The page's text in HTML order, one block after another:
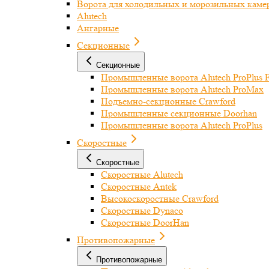
Ворота для холодильных и морозильных
Alutech
Ангарные
Секционные
Секционные
Промышленные ворота Alutech ProPlus
Промышленные ворота Alutech ProMax
Подъемно-секционные Crawford
Промышленные секционные Doorhan
Промышленные ворота Alutech ProPlus
Скоростные
Скоростные
Скоростные Alutech
Скоростные Antek
Высокоскоростные Crawford
Скоростные Dynaco
Скоростные DoorHan
Противопожарные
Противопожарные